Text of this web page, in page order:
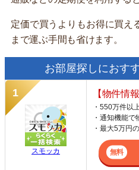
定価で買うよりもお得に買え
まで運ぶ手間も省けます。
お部屋探しにおす
スモッカ
【物件情
・550万件以
・通知機能
・最大5万円